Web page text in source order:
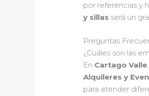
por referencias y
y sillas será un
Preguntas
¿Cuáles son las
En Cartago Valle
Alquileres y
para atender